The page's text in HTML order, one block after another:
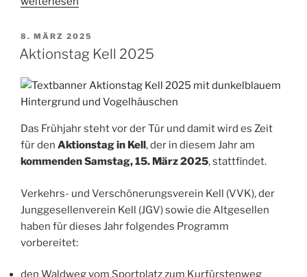
2025“
VERÖFFENTLICHT
AM
8. MÄRZ 2025
Aktionstag Kell 2025
Das Frühjahr steht vor der Tür und damit wird es Zeit
für den Aktionstag in Kell, der in diesem Jahr am
kommenden Samstag, 15. März 2025, stattfindet.
Verkehrs- und Verschönerungsverein Kell (VVK), der
Junggesellenverein Kell (JGV) sowie die Altgesellen
haben für dieses Jahr folgendes Programm
vorbereitet:
den Waldweg vom Sportplatz zum Kurfürstenweg